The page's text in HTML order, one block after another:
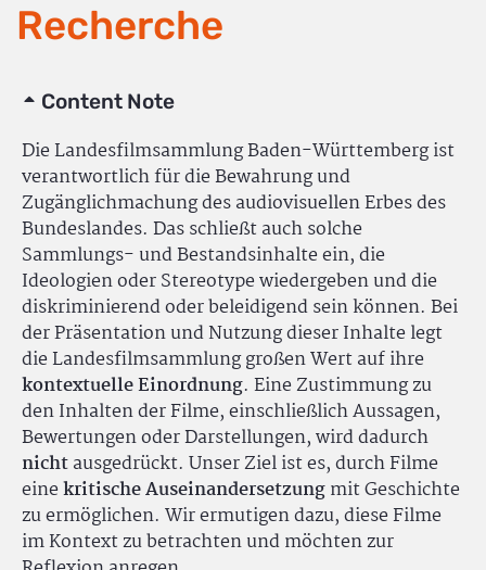
Recherche
Content Note
Die Landesfilmsammlung Baden-Württemberg ist
verantwortlich für die Bewahrung und
Zugänglichmachung des audiovisuellen Erbes des
Bundeslandes. Das schließt auch solche
Sammlungs- und Bestandsinhalte ein, die
Ideologien oder Stereotype wiedergeben und die
diskriminierend oder beleidigend sein können. Bei
der Präsentation und Nutzung dieser Inhalte legt
die Landesfilmsammlung großen Wert auf ihre
kontextuelle Einordnung. Eine Zustimmung zu
den Inhalten der Filme, einschließlich Aussagen,
Bewertungen oder Darstellungen, wird dadurch
nichtausgedrückt. Unser Ziel ist es, durch Filme
einekritische Auseinandersetzungmit Geschichte
zu ermöglichen. Wir ermutigen dazu, diese Filme
im Kontext zu betrachten und möchten zur